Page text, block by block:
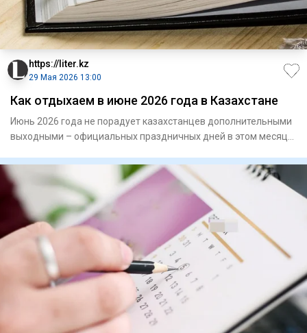
https://liter.kz
29 Мая 2026 13:00
Как отдыхаем в июне 2026 года в Казахстане
Июнь 2026 года не порадует казахстанцев дополнительными
выходными – официальных праздничных дней в этом месяце